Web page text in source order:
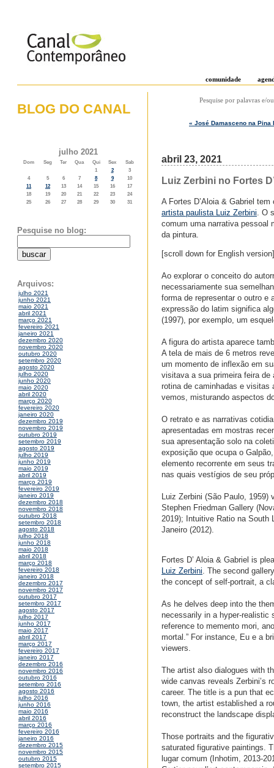
comunidade
BLOG DO CANAL
julho 2021
Dom Seg Ter Qua Qui Sex
Sab
1
2
3
4
5 6 7 8 9
10
11
12 13 14 15 16
17
18
19 20 21 22 23
24
25
26 27 28 29 30 31
Pesquise no blog:
Arquivos:
julho 2021
junho 2021
maio 2021
abril 2021
março 2021
fevereiro 2021
janeiro 2021
dezembro 2020
novembro 2020
outubro 2020
setembro 2020
agosto 2020
julho 2020
junho 2020
maio 2020
abril 2020
março 2020
fevereiro 2020
janeiro 2020
dezembro 2019
novembro 2019
outubro 2019
setembro 2019
agosto 2019
julho 2019
junho 2019
maio 2019
abril 2019
março 2019
fevereiro 2019
janeiro 2019
dezembro 2018
novembro 2018
outubro 2018
setembro 2018
agosto 2018
julho 2018
junho 2018
maio 2018
abril 2018
março 2018
fevereiro 2018
janeiro 2018
dezembro 2017
novembro 2017
outubro 2017
setembro 2017
agosto 2017
julho 2017
junho 2017
maio 2017
abril 2017
março 2017
fevereiro 2017
janeiro 2017
dezembro 2016
novembro 2016
outubro 2016
setembro 2016
agosto 2016
julho 2016
junho 2016
maio 2016
abril 2016
março 2016
fevereiro 2016
janeiro 2016
dezembro 2015
novembro 2015
outubro 2015
setembro 2015
Pesquise por palavras e/
« José Damasceno na Pina
abril 23, 2021
Luiz Zerbini no Fortes
A Fortes D’Aloia & Gabriel
artista paulista Luiz Zerbini. O
comum uma narrativa pessoal
da pintura.
[scroll down for English version]
Ao explorar o conceito do
necessariamente sua
forma de representar o outro e
expressão do latim significa
(1997), por exemplo, um
A figura do artista aparece
A tela de mais de 6 metros
um momento de inflexão em
visitava a sua primeira feira
rotina de caminhadas e visitas
vemos, misturando aspectos
O retrato e as narrativas
apresentadas em mostras
sua apresentação solo na
exposição que ocupa o
elemento recorrente em seus
nas quais vestígios de seu
Luiz Zerbini (São Paulo,
Stephen Friedman Gallery
2019); Intuitive Ratio na South
Janeiro (2012).
Fortes D’ Aloia & Gabriel is
Luiz Zerbini. The second
the concept of self-portrait, a
As he delves deep into the
necessarily in a hyper-realistic
reference to memento mori,
mortal.” For instance, Eu e a
viewers.
The artist also dialogues with
wide canvas reveals Zerbini’s
career. The title is a pun that
town, the artist established a
reconstruct the landscape
Those portraits and the
saturated figurative paintings.
lugar comum (Inhotim, 2013-